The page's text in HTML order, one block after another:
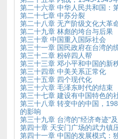
第二十六章 中华人民共和国：
第二十七章 中苏分裂
第二十八章 无产阶级文化大革
第二十九章 林彪的垮台与后果
第三十章 中国重入国际社会
第三十一章 国民政府在台湾的
第三十二章 粉碎四人帮
第三十三章 邓小平和中国的新
第三十四章 中美关系正常化
第三十五章 四个现代化
第三十六章 毛泽东时代的结束
第三十七章 建设有中国特色的
第三十八章 转变中的中国，
的影响
第三十九章 台湾的"经济奇迹"
第四十章 天安门广场的武力
第四十一章 中国的发展模式：